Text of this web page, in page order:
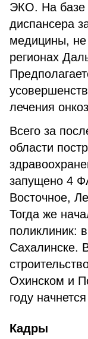
ЭКО. На базе
диспансера
медицины,
регионах
лечения
Всего за
области
запущено 4
Восточное,
Тогда же
поликлиник:
Сахалинске.
Охинском и
году
Кадры